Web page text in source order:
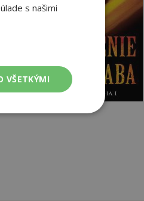
s našimi
VŠETKÝMI